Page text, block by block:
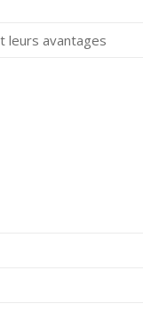
leurs avantages